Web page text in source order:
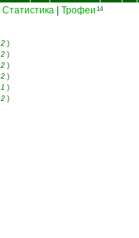
Статистика Трофеи 14
2 )
2 )
2 )
2 )
1 )
2 )